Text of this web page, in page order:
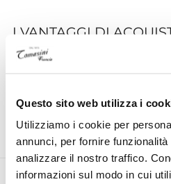
Questo sito web utilizza i
Utilizziamo i cookie per
annunci, per fornire
analizzare il nostro traffico.
informazioni sul modo in cui
I VANTAGGI DI
ESPERTO PERSONALE ON
DEMAND AL TUO SERVIZIO